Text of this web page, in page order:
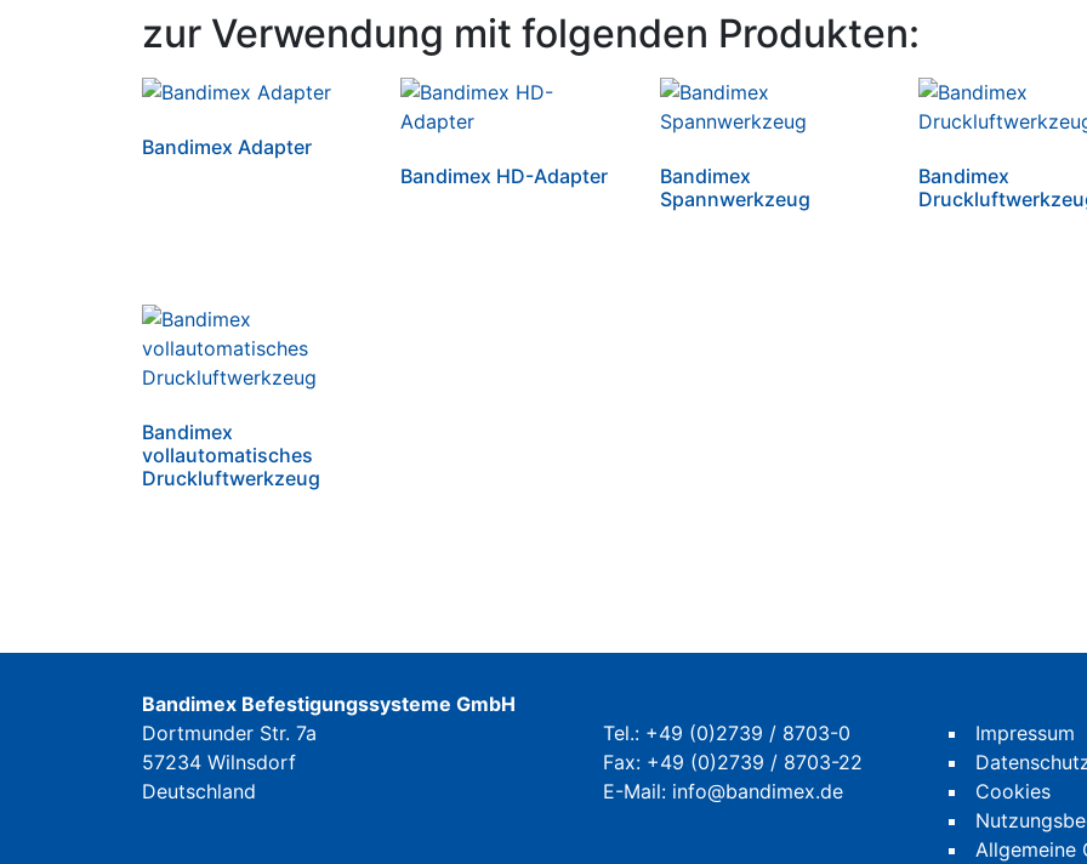
zur Verwendung mit folgenden Produkten:
Bandimex Adapter
Bandimex HD-Adapter
Bandimex
Spannwerkzeug
Bandimex
Bandimex
vollautomatisches
Druckluftwerkzeug
Bandimex Befestigungssysteme GmbH
Dortmunder Str. 7a
57234 Wilnsdorf
Deutschland
Tel.: +49 (0)2739 / 8703-0
Fax: +49 (0)2739 / 8703-22
E-Mail: info@bandimex.de
Impressum
Cookies
Allgemeine